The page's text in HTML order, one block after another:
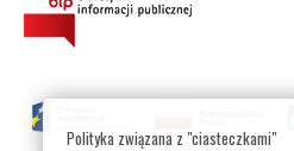
Polityka związana z "ciasteczkami"